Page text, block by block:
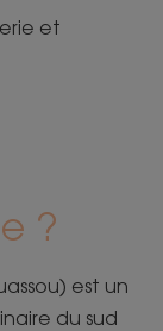
et
?
est un
du sud